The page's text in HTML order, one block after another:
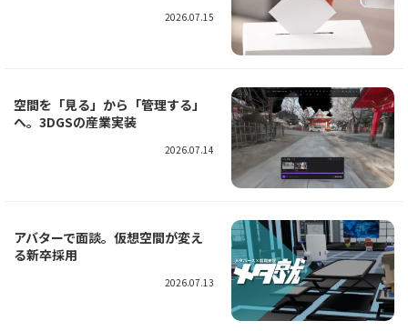
2026.07.15
空間を「見る」から「管理する」
へ。3DGSの産業実装
2026.07.14
アバターで面談。仮想空間が変え
る新卒採用
2026.07.13